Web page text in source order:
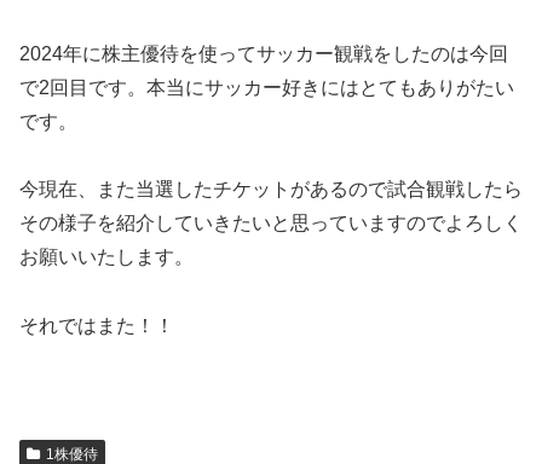
2024年に株主優待を使ってサッカー観戦をしたのは今回
で2回目です。本当にサッカー好きにはとてもありがたい
です。
今現在、また当選したチケットがあるので試合観戦したら
その様子を紹介していきたいと思っていますのでよろしく
お願いいたします。
それではまた！！
1株優待